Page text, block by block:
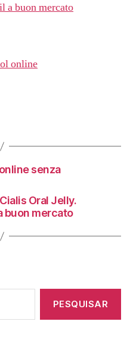
a buon mercato
online
senza
Oral Jelly.
buon mercato